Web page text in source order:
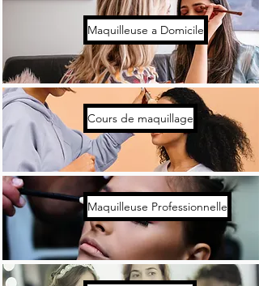
Maquilleuse a Domicile
Cours de maquillage
Maquilleuse Professionnelle